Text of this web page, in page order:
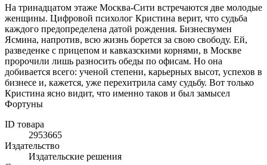
На тринадцатом этаже Москва-Сити встречаются две молодые
женщины. Цифровой психолог Кристина верит, что судьба
каждого предопределена датой рождения. Бизнесвумен
Ясмина, напротив, всю жизнь борется за свою свободу. Ей,
разведенке с прицепом и кавказскими корнями, в Москве
пророчили лишь разносить обеды по офисам. Но она
добивается всего: ученой степени, карьерных высот, успехов в
бизнесе и, кажется, уже перехитрила саму судьбу. Вот только
Кристина ясно видит, что именно таков и был замысел
Фортуны
ID товара
2953665
Издательство
Издательские решения